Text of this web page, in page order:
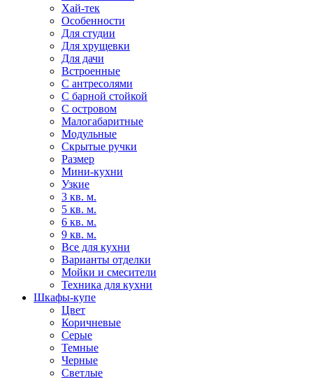
Хай-тек
Особенности
Для студии
Для хрущевки
Для дачи
Встроенные
С антресолями
С барной стойкой
С островом
Малогабаритные
Модульные
Скрытые ручки
Размер
Мини-кухни
Узкие
3 кв. м.
5 кв. м.
6 кв. м.
9 кв. м.
Все для кухни
Варианты отделки
Мойки и смесители
Техника для кухни
Шкафы-купе
Цвет
Коричневые
Серые
Темные
Черные
Светлые